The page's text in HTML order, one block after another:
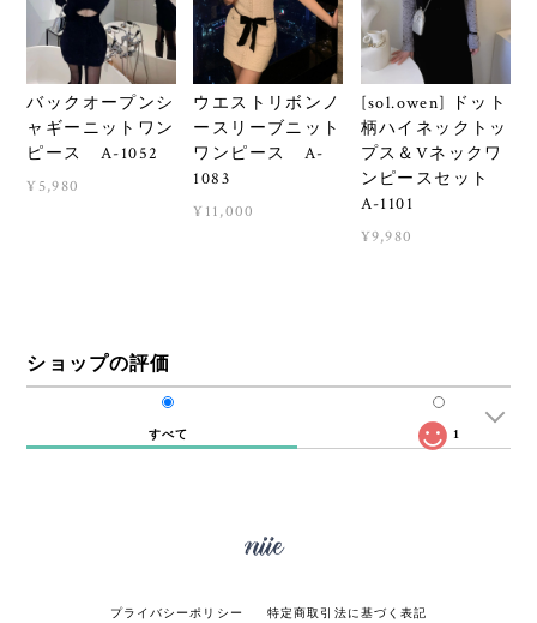
バックオープンシ
ャギーニットワン
ピース A-1052
¥5,980
ウエストリボンノ
ースリーブニット
ワンピース A-
1083
¥11,000
[sol.owen] ドット
柄ハイネックトッ
プス＆Vネックワ
ンピースセット
A-1101
¥9,980
ショップの評価
すべて 1
プライバシーポリシー 特定商取引法に基づく表記